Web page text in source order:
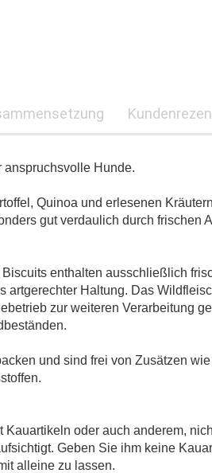
anspruchsvolle Hunde.
Quinoa und erlesenen
gut verdaulich durch frischen
enthalten ausschließlich
artgerechter Haltung. Das
zur weiteren Verarbeitung
und sind frei von Zusätzen wie
Kauartikeln oder auch anderem,
Geben Sie ihm keine
alleine zu lassen.